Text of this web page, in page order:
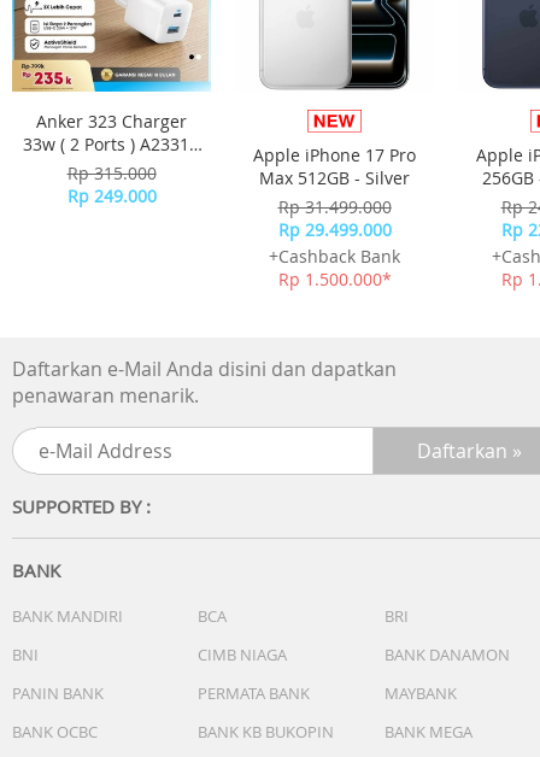
Anker 323 Charger
33w ( 2 Ports ) A2331 -
White
Rp 315.000
Rp 249.000
Apple iPhone 17 Pro
Max 512GB - Silver
Rp 31.499.000
Rp 29.499.000
+Cashback Bank
Rp 1.500.000*
Apple
Rp
Rp
Rp
Daftarkan e-Mail Anda disini dan dapatkan
penawaran menarik.
SUPPORTED BY :
BANK
BANK MANDIRI BCA
BRI
BNI
CIMB NIAGA
BANK DANAMON
PANIN BANK
PERMATA BANK
MAYBANK
BANK OCBC
BANK KB BUKOPIN
BANK MEGA